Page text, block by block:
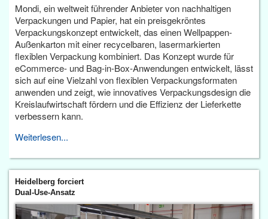
Mondi, ein weltweit führender Anbieter von nachhaltigen
Verpackungen und Papier, hat ein preisgekröntes
Verpackungskonzept entwickelt, das einen Wellpappen-
Außenkarton mit einer recycelbaren, lasermarkierten
flexiblen Verpackung kombiniert. Das Konzept wurde für
eCommerce- und Bag-in-Box-Anwendungen entwickelt, lässt
sich auf eine Vielzahl von flexiblen Verpackungsformaten
anwenden und zeigt, wie innovatives Verpackungsdesign die
Kreislaufwirtschaft fördern und die Effizienz der Lieferkette
verbessern kann.
Weiterlesen...
Heidelberg forciert
Dual-Use-Ansatz